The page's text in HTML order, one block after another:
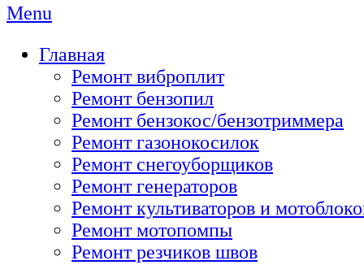
Menu
Главная
Ремонт виброплит
Ремонт бензопил
Ремонт бензокос/бензотриммера
Ремонт газонокосилок
Ремонт снегоуборщиков
Ремонт генераторов
Ремонт культиваторов и
Ремонт мотопомпы
Ремонт резчиков швов